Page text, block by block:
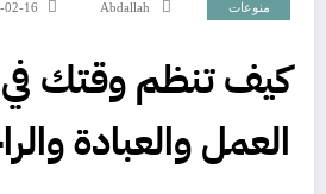
منوعات Abdallah
02-16
كيف تنظم وقتك
العمل والعبادة